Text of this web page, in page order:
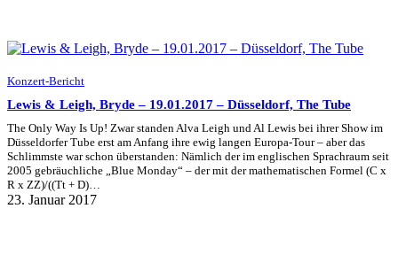
Konzert-Bericht
Lewis & Leigh, Bryde – 19.01.2017 – Düsseldorf, The Tube
The Only Way Is Up! Zwar standen Alva Leigh und Al Lewis bei ihrer Show im
Düsseldorfer Tube erst am Anfang ihre ewig langen Europa-Tour – aber das
Schlimmste war schon überstanden: Nämlich der im englischen Sprachraum seit
2005 gebräuchliche „Blue Monday“ – der mit der mathematischen Formel (C x
R x ZZ)/((Tt + D)…
23. Januar 2017